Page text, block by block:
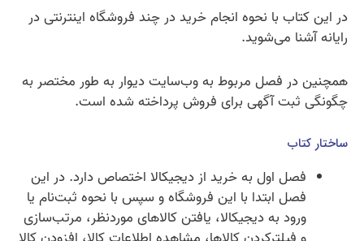
در این کتاب با نحوه انجام خرید در چند فروشگاه اینترنتی در
رایانه آشنا می‌شوید.
همچنین در فصل مربوط به وب‌سایت دیوار به طور مختصر به
چگونگی ثبت آگهی برای فروش پرداخته شده است.
ساختار کتاب
فصل اول به خرید از دیجیکالا اختصاص دارد. در این
فصل ابتدا با این فروشگاه و سپس با نحوه ثبت‌نام یا
ورود به دیجیکالا، یافتن کالاهای موردنظر، مرتب‌سازی